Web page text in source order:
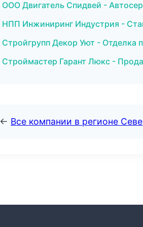
ООО Двигатель Спидвей -
НПП Инжиниринг Индустрия -
Стройгрупп Декор Уют - Отделка
Строймастер Гарант Люкс -
← Все компании в регионе